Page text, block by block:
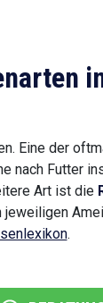
Eine der
nach Futter
Art ist die
.